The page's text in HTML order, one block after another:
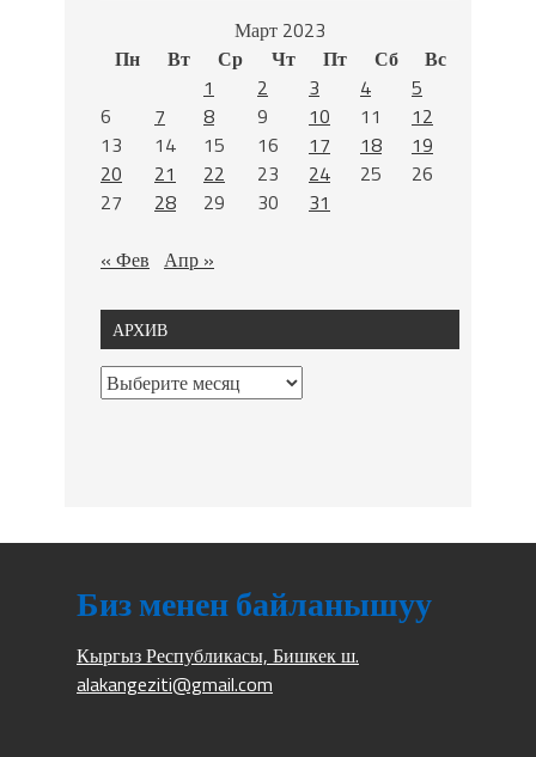
Март 2023
Пн
Вт Ср Чт Пт Сб
Вс
1
2 3 4
5
6
7 8 9 10 11
12
13
14 15 16 17 18
19
20
21 22 23 24 25
26
27
28 29 30
31
« Фев Апр »
АРХИВ
Биз менен байланышуу
Кыргыз Республикасы, Бишкек ш.
alakangeziti@gmail.com